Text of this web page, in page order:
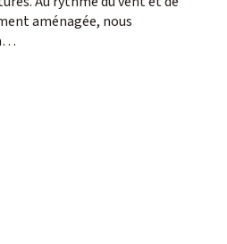
aménagée, nous